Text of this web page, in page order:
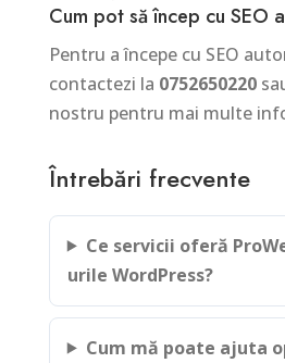
Cum pot să încep cu SEO
Pentru a începe cu SEO
contactezi la 0752650220
nostru pentru mai multe
Întrebări frecvente
Ce servicii oferă
urile WordPress?
Cum mă poate ajuta